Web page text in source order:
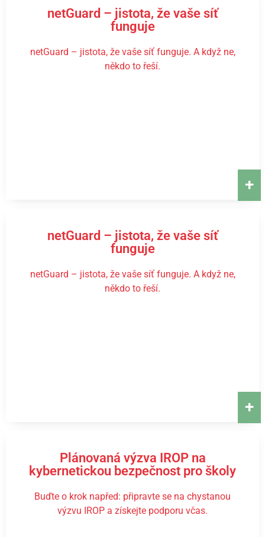
netGuard – jistota, že vaše síť
funguje
netGuard – jistota, že vaše síť funguje. A když ne,
někdo to řeší.
+
netGuard – jistota, že vaše síť
funguje
netGuard – jistota, že vaše síť funguje. A když ne,
někdo to řeší.
+
Plánovaná výzva IROP na
kybernetickou bezpečnost pro školy
Buďte o krok napřed: připravte se na chystanou
výzvu IROP a získejte podporu včas.